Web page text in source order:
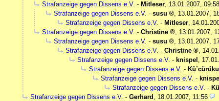
Strafanzeige gegen Dissens e.V. - Mitleser, 13.01.2007, 09:58
Strafanzeige gegen Dissens e.V. - susu , 13.01.2007,
Strafanzeige gegen Dissens e.V. - Mitleser,
Strafanzeige gegen Dissens e.V. - Christine , 13.01.2007,
Strafanzeige gegen Dissens e.V. - susu , 13.01.2007,
Strafanzeige gegen Dissens e.V. - Christine ,
Strafanzeige gegen Dissens e.V. - knispel ,
Strafanzeige gegen Dissens e.V. -
Strafanzeige gegen Dissens e.V. -
Strafanzeige gegen Dissens e.V. -
Strafanzeige gegen Dissens e.V. - Gerhard , 18.01.2007, 11:56